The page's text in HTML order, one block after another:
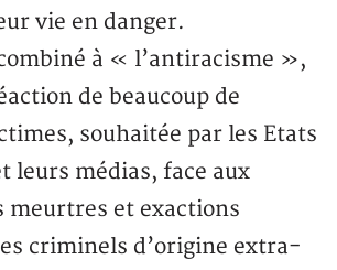
vie en danger.
à « l’antiracisme »,
de beaucoup de
souhaitée par les Etats
leurs médias, face aux
meurtres et exactions
criminels d’origine extra-